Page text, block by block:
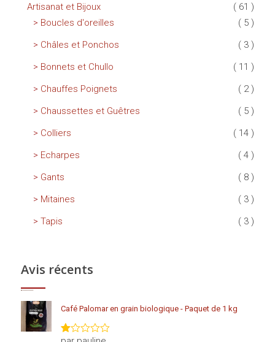
Artisanat et Bijoux
( 61 )
Boucles d'oreilles
( 5 )
Châles et Ponchos
( 3 )
Bonnets et Chullo
( 11 )
Chauffes Poignets
( 2 )
Chaussettes et Guêtres
( 5 )
Colliers
( 14 )
Echarpes
( 4 )
Gants
( 8 )
Mitaines
( 3 )
Tapis
( 3 )
Avis récents
Café Palomar en grain biologique - Paquet de 1 kg